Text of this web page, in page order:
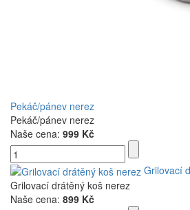
Pekáč/pánev nerez
Pekáč/pánev nerez
Naše cena: 999 Kč
Grilovací
Grilovací drátěný koš nerez
Naše cena: 899 Kč